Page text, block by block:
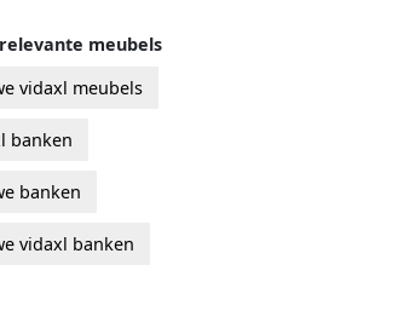
meubels
vidaxl meubels
banken
banken
vidaxl banken